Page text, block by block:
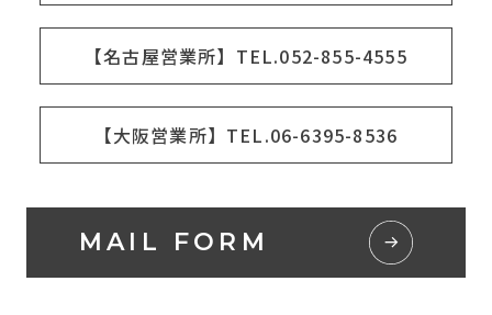
【名古屋営業所】TEL.052-855-4555
【大阪営業所】TEL.06-6395-8536
MAIL FORM